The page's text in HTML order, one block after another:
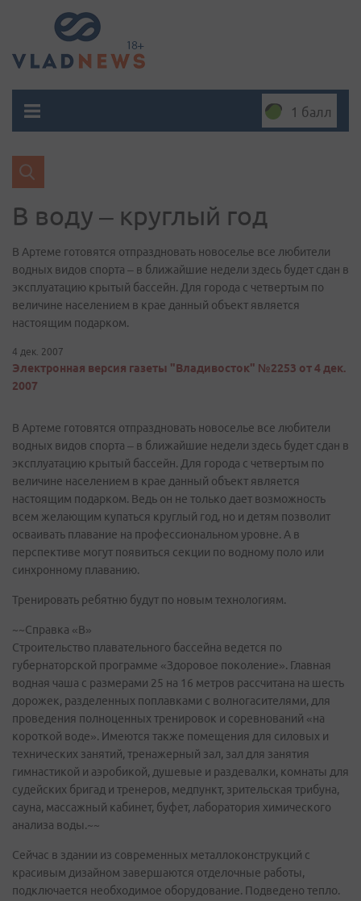
1 балл
В воду – круглый год
В Артеме готовятся отпраздновать новоселье все любители
водных видов спорта – в ближайшие недели здесь будет сдан в
эксплуатацию крытый бассейн. Для города с четвертым по
величине населением в крае данный объект является
настоящим подарком.
4 дек. 2007
Электронная версия газеты "Владивосток" №2253 от 4 дек.
2007
В Артеме готовятся отпраздновать новоселье все любители
водных видов спорта – в ближайшие недели здесь будет сдан в
эксплуатацию крытый бассейн. Для города с четвертым по
величине населением в крае данный объект является
настоящим подарком. Ведь он не только дает возможность
всем желающим купаться круглый год, но и детям позволит
осваивать плавание на профессиональном уровне. А в
перспективе могут появиться секции по водному поло или
синхронному плаванию.
Тренировать ребятню будут по новым технологиям.
~~Справка «В»
Строительство плавательного бассейна ведется по
губернаторской программе «Здоровое поколение». Главная
водная чаша с размерами 25 на 16 метров рассчитана на шесть
дорожек, разделенных поплавками с волногасителями, для
проведения полноценных тренировок и соревнований «на
короткой воде». Имеются также помещения для силовых и
технических занятий, тренажерный зал, зал для занятия
гимнастикой и аэробикой, душевые и раздевалки, комнаты для
судейских бригад и тренеров, медпункт, зрительская трибуна,
сауна, массажный кабинет, буфет, лаборатория химического
анализа воды.~~
Сейчас в здании из современных металлоконструкций с
красивым дизайном завершаются отделочные работы,
подключается необходимое оборудование. Подведено тепло.